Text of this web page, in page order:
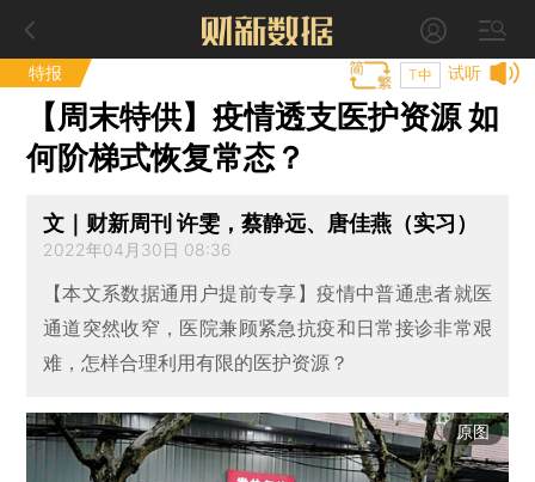
特报 试听
T中
【周末特供】疫情透支医护资源 如
何阶梯式恢复常态？
文｜财新周刊 许雯，蔡静远、唐佳燕（实习）
2022年04月30日 08:36
【本文系数据通用户提前专享】疫情中普通患者就医
通道突然收窄，医院兼顾紧急抗疫和日常接诊非常艰
难，怎样合理利用有限的医护资源？
原图